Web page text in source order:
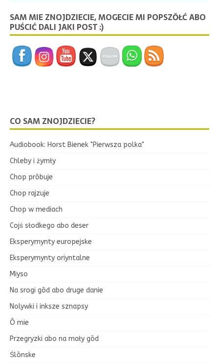
SAM MIE ZNOJDZIECIE, MOGECIE MI POPSZŎŁĆ ABO
PUŚCIĆ DALI JAKI POST :)
CO SAM ZNOJDZIECIE?
Audiobook: Horst Bienek "Pierwsza polka"
Chleby i żymły
Chop prōbuje
Chop rajzuje
Chop w mediach
Cojś słodkego abo deser
Eksperymynty europejske
Eksperymynty oriyntalne
Miyso
Na srogi gōd abo druge danie
Nolywki i inksze sznapsy
Ō mie
Przegryzki abo na mały gōd
Ślōnske